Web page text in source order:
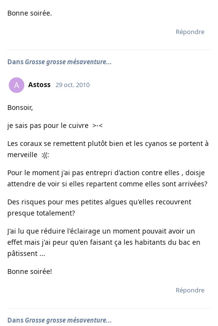
Bonne soirée.
Répondre
DansGrosse grosse mésaventure...
A Astoss 29 oct. 2010
Bonsoir,
je sais pas pour le cuivre >-<
Les coraux se remettent plutôt bien et les cyanos se portent à
merveille :((:
Pour le moment j'ai pas entrepri d'action contre elles , doisje
attendre de voir si elles repartent comme elles sont arrivées?
Des risques pour mes petites algues qu'elles recouvrent
presque totalement?
J'ai lu que réduire l'éclairage un moment pouvait avoir un
effet mais j'ai peur qu'en faisant ça les habitants du bac en
pâtissent ...
Bonne soirée!
Répondre
DansGrosse grosse mésaventure...